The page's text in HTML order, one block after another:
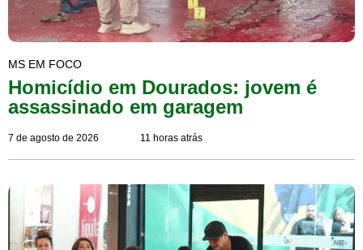
MS EM FOCO
Homicídio em Dourados: jovem é
assassinado em garagem
7 de agosto de 2026 11 horas atrás